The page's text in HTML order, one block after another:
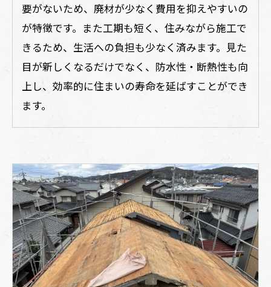
要がないため、廃材が少なく費用を抑えやすいの
が特徴です。また工期も短く、住みながら施工で
きるため、生活への負担も少なく済みます。見た
目が新しくなるだけでなく、防水性・断熱性も向
上し、効率的に住まいの寿命を延ばすことができ
ます。